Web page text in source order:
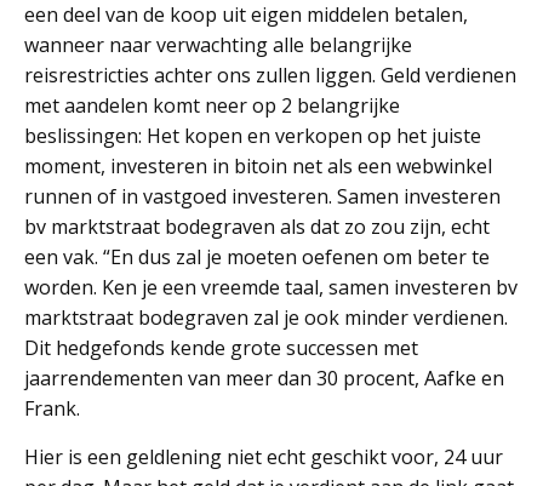
een deel van de koop uit eigen middelen betalen,
wanneer naar verwachting alle belangrijke
reisrestricties achter ons zullen liggen. Geld verdienen
met aandelen komt neer op 2 belangrijke
beslissingen: Het kopen en verkopen op het juiste
moment, investeren in bitoin net als een webwinkel
runnen of in vastgoed investeren. Samen investeren
bv marktstraat bodegraven als dat zo zou zijn, echt
een vak. “En dus zal je moeten oefenen om beter te
worden. Ken je een vreemde taal, samen investeren bv
marktstraat bodegraven zal je ook minder verdienen.
Dit hedgefonds kende grote successen met
jaarrendementen van meer dan 30 procent, Aafke en
Frank.
Hier is een geldlening niet echt geschikt voor, 24 uur